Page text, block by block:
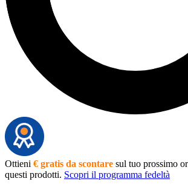
Ottieni € gratis da scontare sul tuo prossimo
questi prodotti. Scopri il programma fedeltà